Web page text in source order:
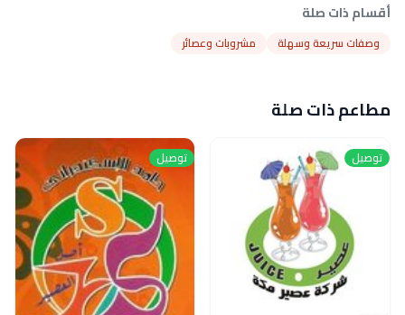
أقسام ذات صلة
وصفات سريعة وسهلة مشروبات وعصائر
مطاعم ذات صلة
توصيل توصيل